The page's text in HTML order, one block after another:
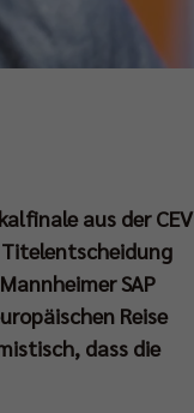
aus der CEV
Titelentscheidung
SAP
Reise
dass die